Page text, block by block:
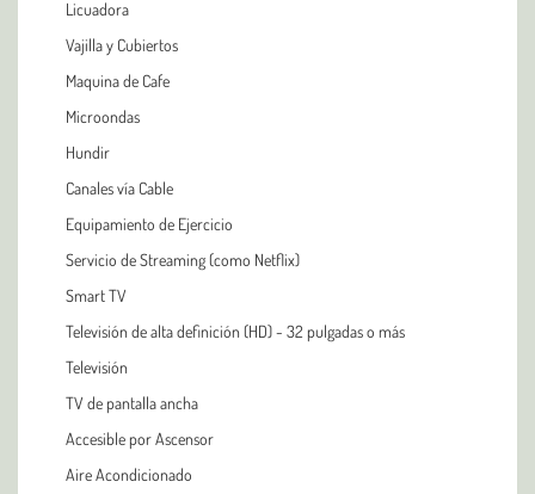
Licuadora
Vajilla y Cubiertos
Maquina de Cafe
Microondas
Hundir
Canales vía Cable
Equipamiento de Ejercicio
Servicio de Streaming (como Netflix)
Smart TV
Televisión de alta definición (HD) - 32 pulgadas o más
Televisión
TV de pantalla ancha
Accesible por Ascensor
Aire Acondicionado